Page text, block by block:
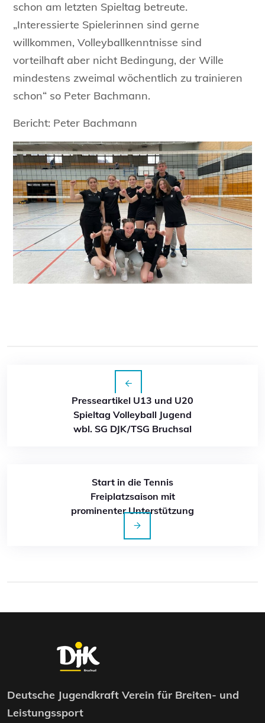
schon am letzten Spieltag betreute.
„Interessierte Spielerinnen sind gerne
willkommen, Volleyballkenntnisse sind
vorteilhaft aber nicht Bedingung, der Wille
mindestens zweimal wöchentlich zu trainieren
schon“ so Peter Bachmann.
Bericht: Peter Bachmann
Presseartikel U13 und U20
Spieltag Volleyball Jugend
wbl. SG DJK/TSG Bruchsal
Start in die Tennis
Freiplatzsaison mit
prominenter Unterstützung
Deutsche Jugendkraft Verein für Breiten- und
Leistungssport